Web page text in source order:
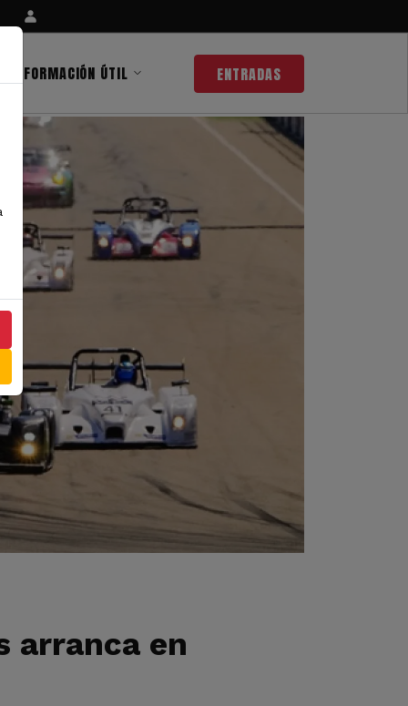
INFORMACIÓN ÚTIL ENTRADAS
arranca en